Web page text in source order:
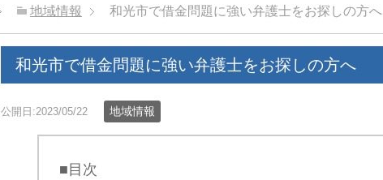
地域情報 和光市で借金問題に強い弁護士をお探しの方へ
和光市で借金問題に強い弁護士をお探しの方へ
公開日:2023/05/22 地域情報
■目次